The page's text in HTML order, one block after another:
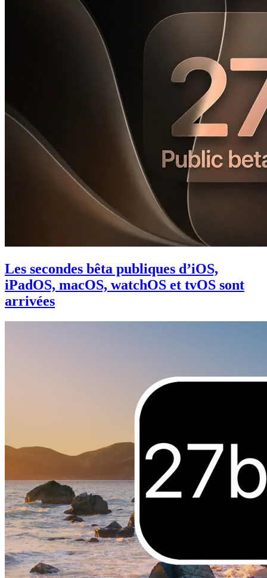
Les secondes bêta publiques d’iOS,
iPadOS, macOS, watchOS et tvOS sont
arrivées